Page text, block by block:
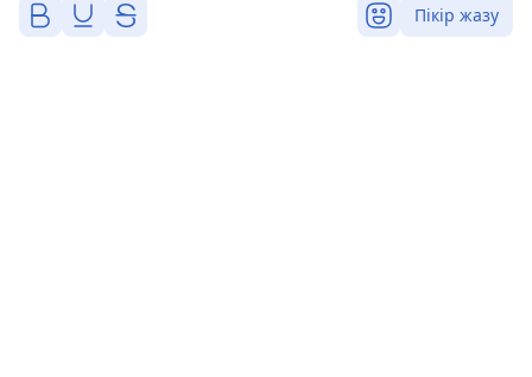
Пікір жазу